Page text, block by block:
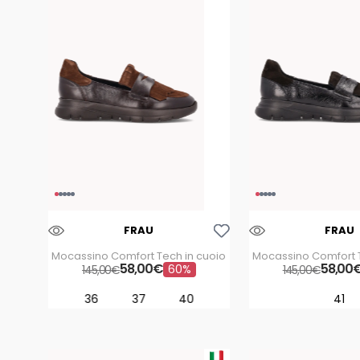
veneziane
poeve
sergio
FRAU
Mocassino Comfort Tech in cuoio
145,00€58,00€ 60%
36
37 40
FRAU
Mocassino Comfort
145,00€58,00
41